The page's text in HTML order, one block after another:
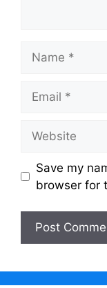
Save my
browser for